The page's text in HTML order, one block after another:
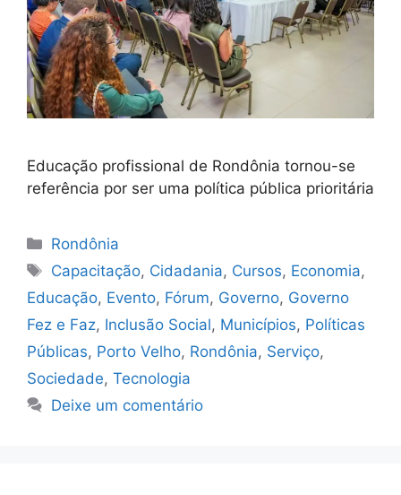
Educação profissional de Rondônia tornou-se
referência por ser uma política pública prioritária
Categorias
Rondônia
Tags
Capacitação, Cidadania, Cursos, Economia,
Educação, Evento, Fórum, Governo, Governo
Fez e Faz, Inclusão Social, Municípios, Políticas
Públicas, Porto Velho, Rondônia, Serviço,
Sociedade, Tecnologia
Deixe um comentário